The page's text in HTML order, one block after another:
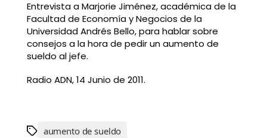
Entrevista a Marjorie Jiménez, académica de la
Facultad de Economía y Negocios de la
Universidad Andrés Bello, para hablar sobre
consejos a la hora de pedir un aumento de
sueldo al jefe.
Radio ADN, 14 Junio de 2011.
aumento de sueldo